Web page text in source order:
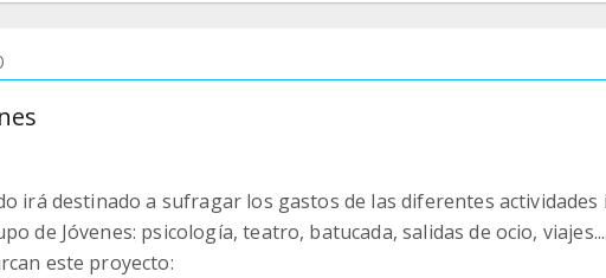
irá destinado a sufragar los gastos de las diferentes actividades
de Jóvenes: psicología, teatro, batucada, salidas de ocio,
este proyecto: